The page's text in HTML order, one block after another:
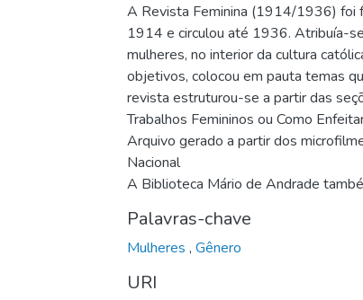
A Revista Feminina (1914/1936) foi
1914 e circulou até 1936. Atribuía-
mulheres, no interior da cultura
objetivos, colocou em pauta temas
revista estruturou-se a partir das
Trabalhos Femininos ou Como
Arquivo gerado a partir dos
Nacional
A Biblioteca Mário de Andrade
Palavras-chave
Mulheres , Gênero
URI